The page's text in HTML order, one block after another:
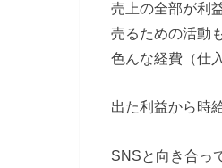
売上の全部が利
売るための活動
色んな経費（仕
出た利益から時
SNSと向き合っ